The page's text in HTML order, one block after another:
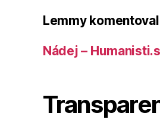
Lemmykomentoval
Nádej –